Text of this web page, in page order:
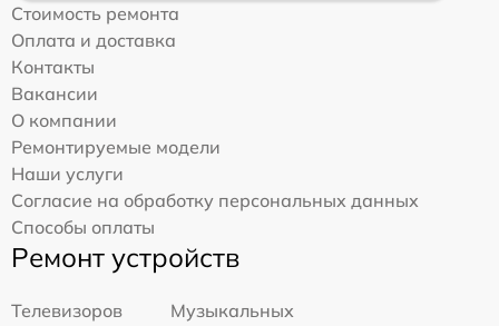
Стоимость ремонта
Оплата и доставка
Контакты
Вакансии
О компании
Ремонтируемые модели
Наши услуги
Согласие на обработку персональных данных
Способы оплаты
Ремонт устройств
Телевизоров
Музыкальных